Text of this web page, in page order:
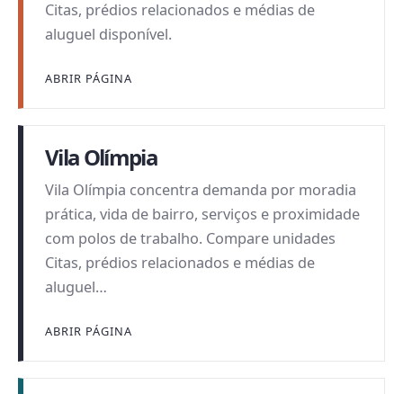
Citas, prédios relacionados e médias de
aluguel disponível.
ABRIR PÁGINA
Vila Olímpia
Vila Olímpia concentra demanda por moradia
prática, vida de bairro, serviços e proximidade
com polos de trabalho. Compare unidades
Citas, prédios relacionados e médias de
aluguel…
ABRIR PÁGINA